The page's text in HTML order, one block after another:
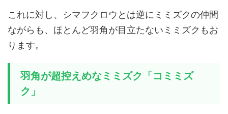
これに対し、シマフクロウとは逆にミミズクの仲間
ながらも、ほとんど羽角が目立たないミミズクもお
ります。
羽角が超控えめなミミズク「コミミズ
ク」